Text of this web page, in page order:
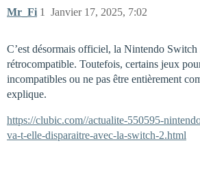
Mr_Fi Janvier 17, 2025, 7:02
1
C’est désormais officiel, la Nintendo Switch
rétrocompatible. Toutefois, certains jeux
incompatibles ou ne pas être entièrement
explique.
https://clubic.com//actualite-550595-
va-t-elle-disparaitre-avec-la-switch-2.html